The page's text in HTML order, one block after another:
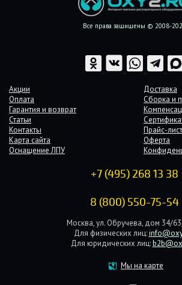
Все права защищены © 2008-
Акции
Доставка
Оплата
Сборка и
Гарантия и возврат
Статьи
Контакты
Прайс-лист
Карта сайта
Оферта
Оснащение ЛПУ
+7 (495) 268 13 38
8 (800) 550-75-54
Москва, ул. Обручева, дом 34/63,
Для физических лиц:
Для юридических лиц:
Мы на карте